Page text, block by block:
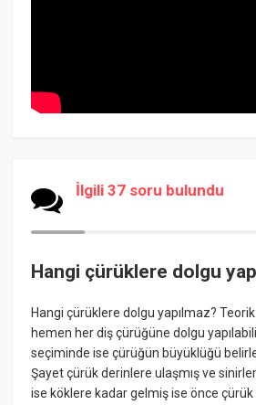
İlgili 37 soru bulundu
Hangi çürüklere dolgu
Hangi çürüklere dolgu yapılmaz?
hemen her diş çürüğüne dolgu
seçiminde ise çürüğün büyüklüğü
Şayet çürük derinlere ulaşmış ve
ise köklere kadar gelmiş ise önce